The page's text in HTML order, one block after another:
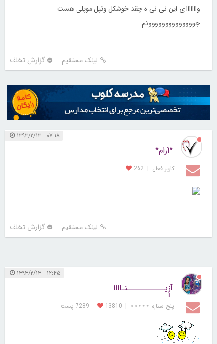
وااااااا ی این نی نی ه چقد خوشکل وتپل موپلی هست
جوووووووووووووونم
لینک مستقیم گزارش تخلف
۰۷:۱۸ ۱۳۹۳/۲/۱۳
*آرام*
کاربر فعال |
262
لینک مستقیم گزارش تخلف
۱۲:۴۵ ۱۳۹۳/۲/۱۳
آزِِِِیـــــــــــنـاااا
پنج ستاره ⋆⋆⋆⋆⋆ |
13810
| 7289 پست